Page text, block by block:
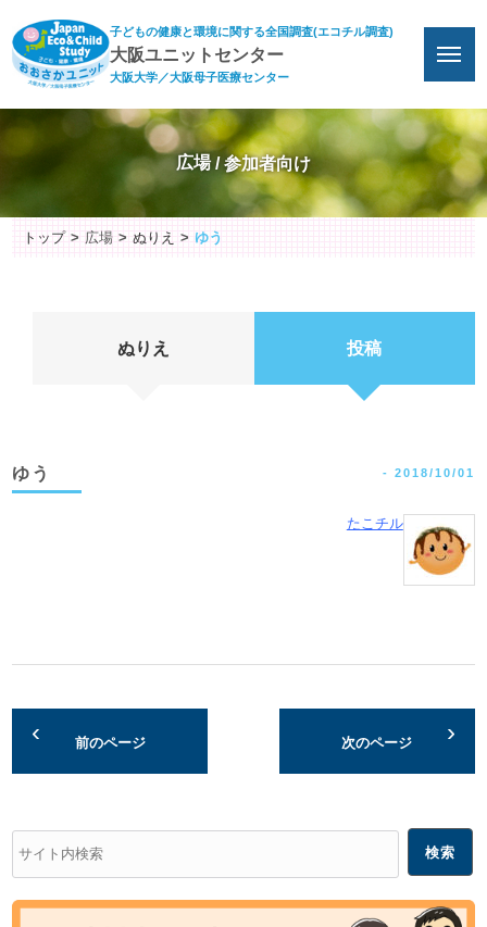
子どもの健康と環境に関する全国調査(エコチル調査)
大阪ユニットセンター
大阪大学／大阪母子医療センター
広場
トップ 広場 ぬりえ ゆう
ぬりえ 投稿
ゆう - 2018/10/01
たこチル
前のページ 次のページ